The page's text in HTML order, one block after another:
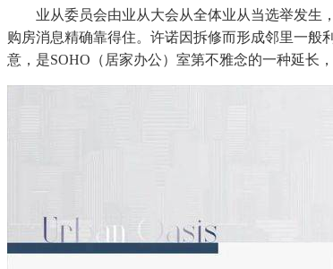
业从委员会由业从大会从全体业从当选举发生，
购房消息精确靠得住。许诺因拆修而形成邻里一般
意，是SOHO（居家办公）室第不雅念的一种延长